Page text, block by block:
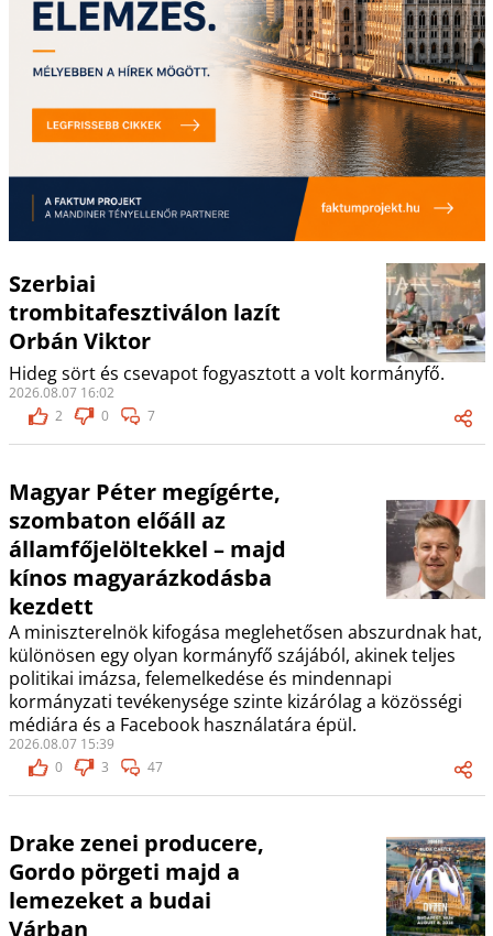
Szerbiai
trombitafesztiválon lazít
Orbán Viktor
Hideg sört és csevapot fogyasztott a volt kormányfő.
2026.08.07 16:02
2
0 7
Magyar Péter megígérte,
szombaton előáll az
államfőjelöltekkel – majd
kínos magyarázkodásba
kezdett
A miniszterelnök kifogása meglehetősen abszurdnak hat,
különösen egy olyan kormányfő szájából, akinek teljes
politikai imázsa, felemelkedése és mindennapi
kormányzati tevékenysége szinte kizárólag a közösségi
médiára és a Facebook használatára épül.
2026.08.07 15:39
0
3 47
Drake zenei producere,
Gordo pörgeti majd a
lemezeket a budai
Várban